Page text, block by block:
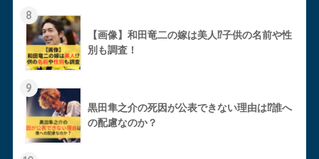
8
【画像】和田竜二の嫁は美人⁉︎子供の名前や性
別も調査！
9
黒田隼之介の死因が公表できない理由は⁉︎誰へ
の配慮なのか？